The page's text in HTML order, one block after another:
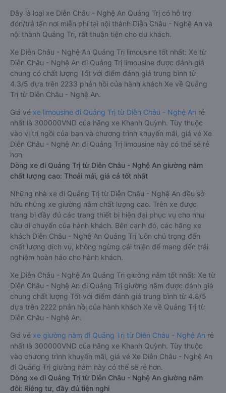
Đây là loại xe Diễn Châu - Nghệ An Quảng Trị có hỗ trợ
đón/trả tận nơi miễn phí tại nội thành Diễn Châu - Nghệ An và
nội thành Quảng Trị, rất thuận tiện cho du khách.
Xe Diễn Châu - Nghệ An Quảng Trị limousine tốt nhất: Xe từ
Diễn Châu - Nghệ An đi Quảng Trị limousine được đánh giá
chung có chất lượng Tốt với điểm đánh giá trung bình từ
4.3/5 dựa trên 2233 phản hồi của hành khách Xe về Quảng
Trị từ Diễn Châu - Nghệ An.
Giá vé xe limousine đi Quảng Trị từ Diễn Châu - Nghệ An rẻ
nhất là 300000VND của hãng xe Khanh Quỳnh. Tùy thuộc
vào vị trí ngồi của bạn và chương trình khuyến mãi, giá vé Xe
Diễn Châu - Nghệ An đi Quảng Trị limousine này có thể sẽ rẻ
hơn
Dòng xe đi Quảng Trị từ Diễn Châu - Nghệ An giường nằm
chất lượng cao: Thoải mái, giá cả tốt nhất
Những nhà xe đi Quảng Trị từ Diễn Châu - Nghệ An đều sở
hữu những xe giường nằm chất lượng cao. Trên xe được
trang bị đầy đủ các trang thiết bị hiện đại phục vụ cho nhu
cầu di chuyển của hành khách. Bên cạnh đó, các hãng xe
khách Diễn Châu - Nghệ An Quảng Trị luôn chú trọng đến
chất lượng dịch vụ, không ngừng cải thiện để mang đến trải
nghiệm hoàn hảo cho hành khách.
Xe Diễn Châu - Nghệ An Quảng Trị giường nằm tốt nhất: Xe từ
Diễn Châu - Nghệ An đi Quảng Trị giường nằm được đánh giá
chung chất lượng Tốt với điểm đánh giá trung bình từ 4.8/5
dựa trên 2222 phản hồi của hành khách Xe về Quảng Trị từ
Diễn Châu - Nghệ An.
Giá vé xe giường nằm đi Quảng Trị từ Diễn Châu - Nghệ An rẻ
nhất là 300000VND của hãng xe Khanh Quỳnh. Tùy thuộc
vào chương trình khuyến mãi, giá vé Xe Diễn Châu - Nghệ An
đi Quảng Trị giường nằm này có thể sẽ rẻ hơn.
Dòng xe đi Quảng Trị từ Diễn Châu - Nghệ An giường nằm
đôi: Riêng tư, đầy đủ tiện nghi